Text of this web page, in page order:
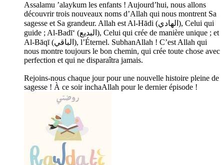
Assalamu ’alaykum les enfants ! Aujourd’hui, nous allons
découvrir trois nouveaux noms d’Allah qui nous montrent Sa
sagesse et Sa grandeur. Allah est Al-Hādi (الهادي), Celui qui
guide ; Al-Badī‘ (البديع), Celui qui crée de manière unique ; et
Al-Bāqī (الباقي), l’Éternel. SubhanAllah ! C’est Allah qui
nous montre toujours le bon chemin, qui crée toute chose avec
perfection et qui ne disparaîtra jamais.
Rejoins-nous chaque jour pour une nouvelle histoire pleine de
sagesse ! À ce soir inchaAllah pour le dernier épisode !